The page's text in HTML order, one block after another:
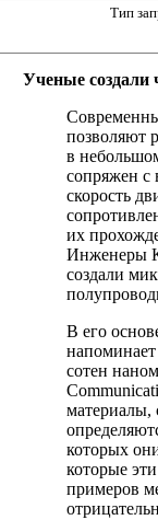
Тип
Ученые создали
позволяют
в
сопряжен с
скорость
их
Инженеры
создали
В его
сотен
материалы,
которых
которые
примеров